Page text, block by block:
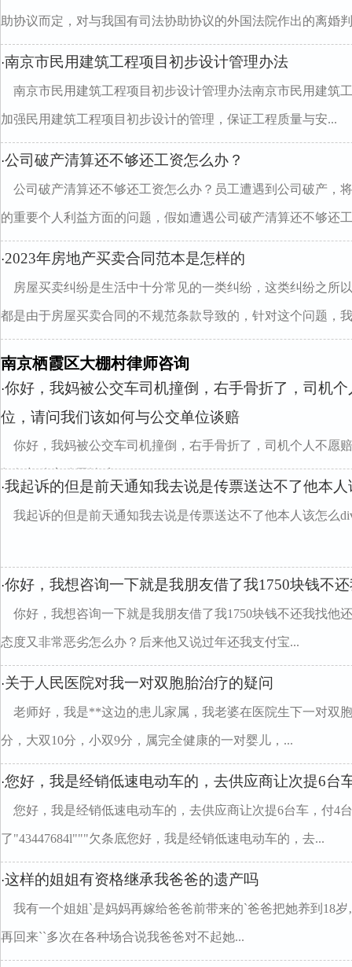
助协议而定，对与我国有司法协助协议的外国法院作出的离婚
·南京市民用建筑工程项目初步设计管理办法
南京市民用建筑工程项目初步设计管理办法南京市民用建筑
加强民用建筑工程项目初步设计的管理，保证工程质量与安...
·公司破产清算还不够还工资怎么办？
公司破产清算还不够还工资怎么办？员工遭遇到公司破产，
的重要个人利益方面的问题，假如遭遇公司破产清算还不够还
·2023年房地产买卖合同范本是怎样的
房屋买卖纠纷是生活中十分常见的一类纠纷，这类纠纷之所
都是由于房屋买卖合同的不规范条款导致的，针对这个问题，
南京栖霞区大棚村律师咨询
·你好，我妈被公交车司机撞倒，右手骨折了，司机
位，请问我们该如何与公交单位谈赔
你好，我妈被公交车司机撞倒，右手骨折了，司机个人不愿
如何与公交公司谈赔
·我起诉的但是前天通知我去说是传票送达不了他本人
我起诉的但是前天通知我去说是传票送达不了他本人该怎么
·你好，我想咨询一下就是我朋友借了我1750块钱不
你好，我想咨询一下就是我朋友借了我1750块钱不还我找他
态度又非常恶劣怎么办？后来他又说过年还我支付宝...
·关于人民医院对我一对双胞胎治疗的疑问
老师好，我是**这边的患儿家属，我老婆在医院生下一对双
分，大双10分，小双9分，属完全健康的一对婴儿，...
·您好，我是经销低速电动车的，去供应商让次提6台
您好，我是经销低速电动车的，去供应商让次提6台车，付4
了"43447684l"""欠条底您好，我是经销低速电动车的，去...
·这样的姐姐有资格继承我爸爸的遗产吗
我有一个姐姐`是妈妈再嫁给爸爸前带来的`爸爸把她养到18
再回来``多次在各种场合说我爸爸对不起她...